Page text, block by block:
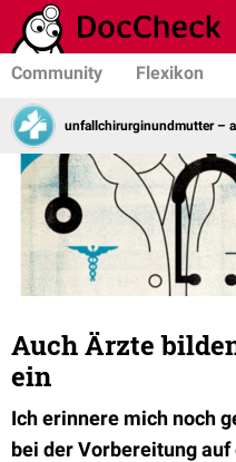
Community Flexikon
unfallchirurginundmutter –
Auch Ärzte
ein
Ich erinnere mich noch
bei der Vorbereitung